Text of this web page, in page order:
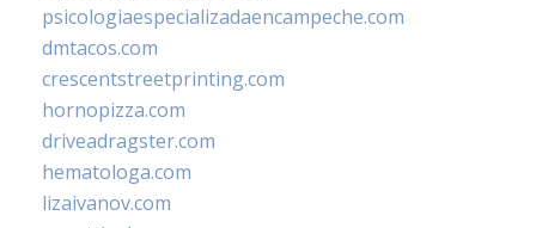
psicologiaespecializadaencampeche.com
dmtacos.com
crescentstreetprinting.com
hornopizza.com
driveadragster.com
hematologa.com
lizaivanov.com